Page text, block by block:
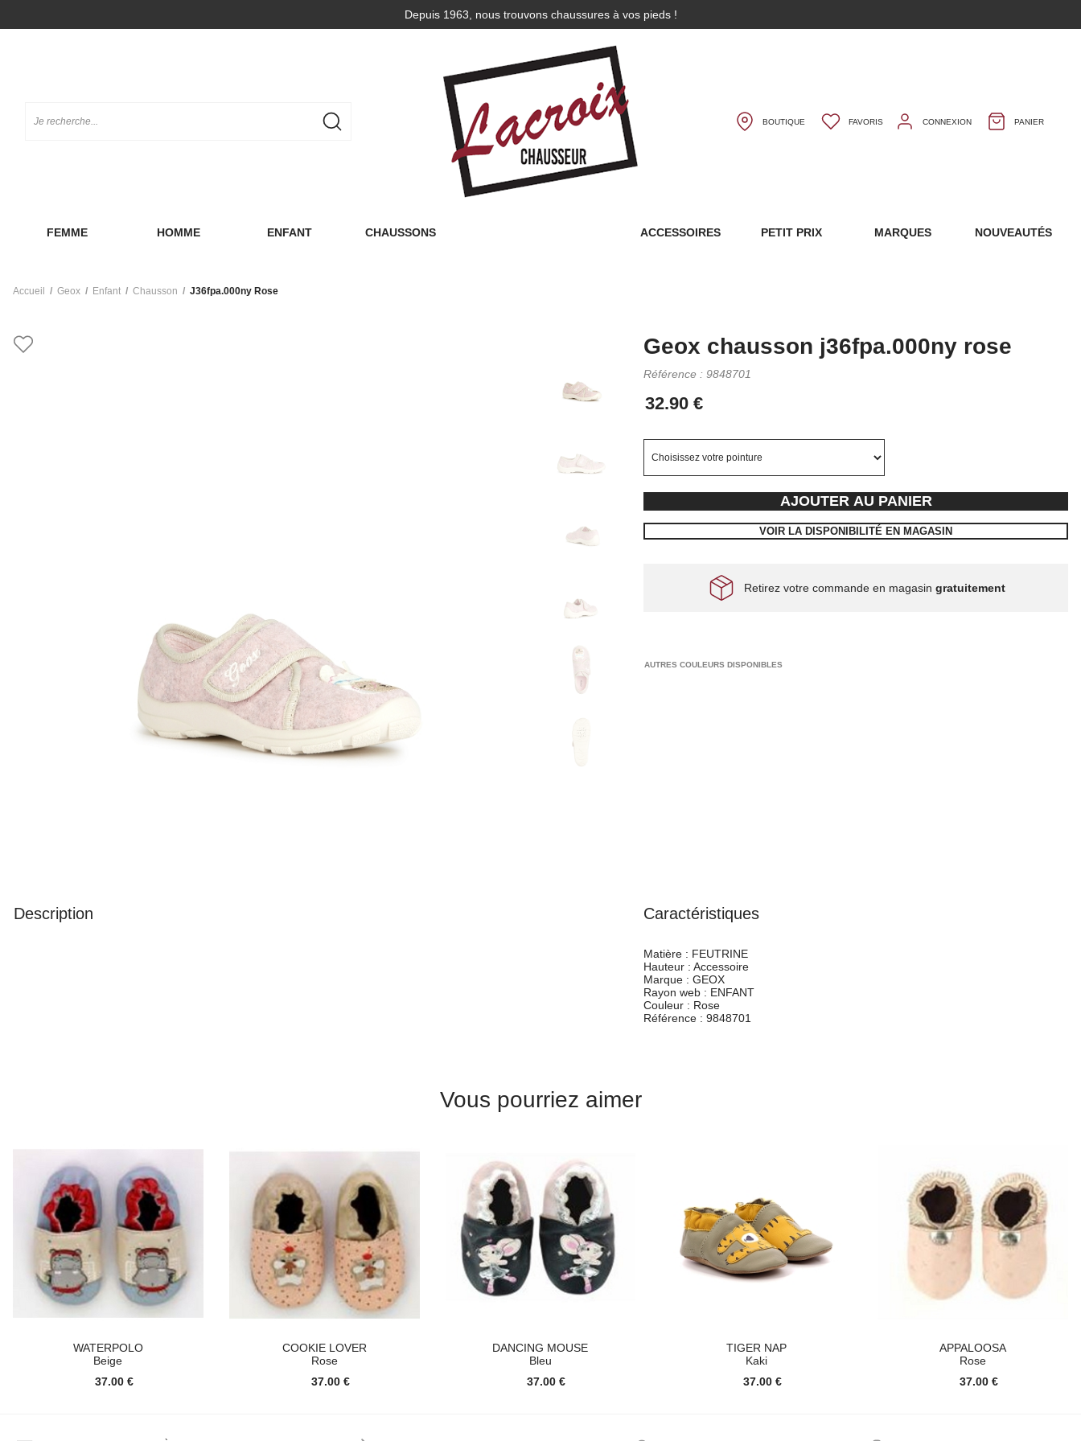
Depuis 1963, nous trouvons chaussures à vos pieds !
BOUTIQUE FAVORIS CONNEXION PANIER
FEMME HOMME ENFANT CHAUSSONS ACCESSOIRES PETIT PRIX MARQUES NOUVEAUTÉS
Accueil Geox Enfant Chausson J36fpa.000ny Rose
Geox chausson j36fpa.000ny rose
Référence : 9848701
AJOUTER AU PANIER
VOIR LA DISPONIBILITÉ EN MAGASIN
Retirez votre commande en magasin gratuitement
AUTRES COULEURS DISPONIBLES
Description Caractéristiques
Matière : FEUTRINE
Hauteur : Accessoire
Marque : GEOX
Rayon web : ENFANT
Couleur : Rose
Référence : 9848701
Vous pourriez aimer
WATERPOLO
Beige
37.00 €
COOKIE LOVER
Rose
37.00 €
DANCING MOUSE
Bleu
37.00 €
TIGER NAP
Kaki
37.00 €
APPALOOSA
Rose
37.00 €